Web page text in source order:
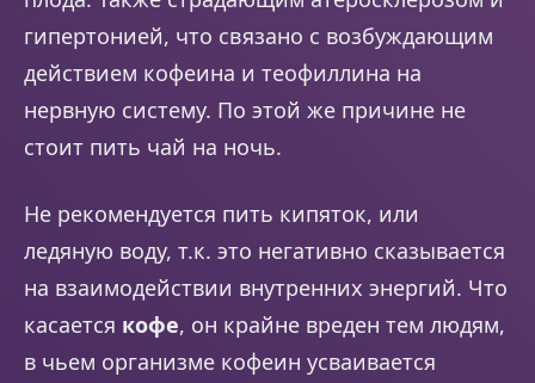
гипертонией, что связано с возбуждающим
действием кофеина и теофиллина на
нервную систему. По этой же причине не
стоит пить чай на ночь.
Не рекомендуется пить кипяток, или
ледяную воду, т.к. это негативно сказывается
на взаимодействии внутренних энергий. Что
касается кофе, он крайне вреден тем людям,
в чьем организме кофеин усваивается